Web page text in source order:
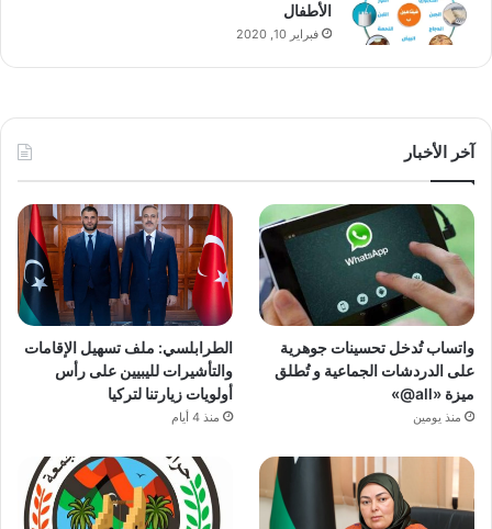
الأطفال
فبراير 10, 2020
آخر الأخبار
واتساب تُدخل تحسينات جوهرية
على الدردشات الجماعية و تُطلق
ميزة «all@»
منذ يومين
الطرابلسي: ملف تسهيل الإقامات
والتأشيرات لليبيين على رأس
أولويات زيارتنا لتركيا
منذ 4 أيام